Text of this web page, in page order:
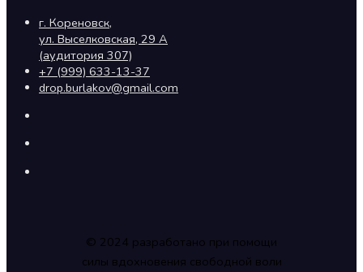
г. Кореновск,
ул. Выселковская, 29 А
(аудитория 307)
+7 (999) 633-13-37
drop.burlakov@gmail.com
© 2024 разработано при помощи
силы вдохновения свободной воли